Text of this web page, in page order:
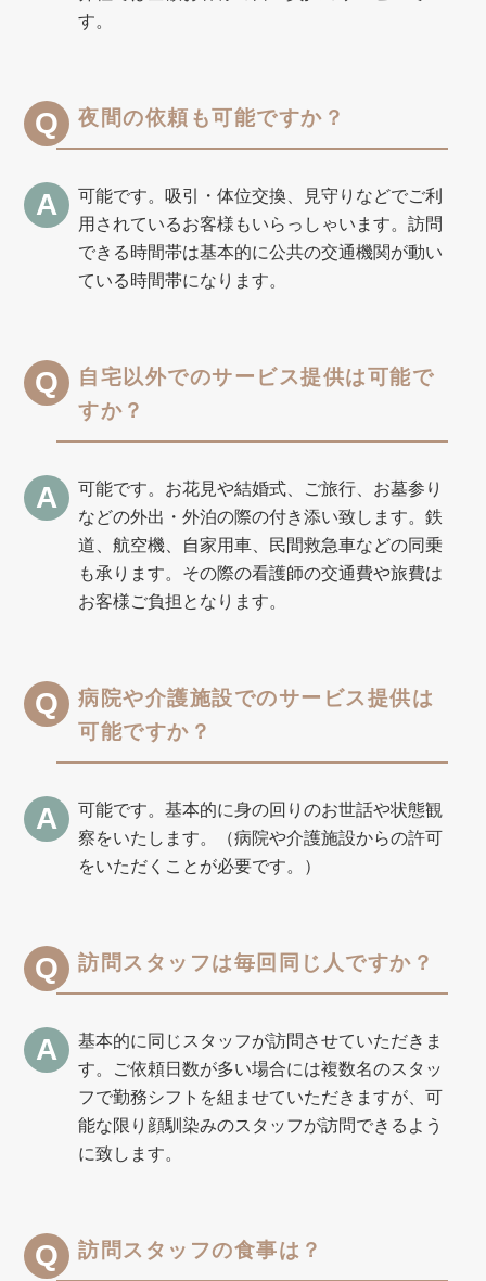
す。
夜間の依頼も可能ですか？
可能です。吸引・体位交換、見守りなどでご利
用されているお客様もいらっしゃいます。訪問
できる時間帯は基本的に公共の交通機関が動い
ている時間帯になります。
自宅以外でのサービス提供は可能で
すか？
可能です。お花見や結婚式、ご旅行、お墓参り
などの外出・外泊の際の付き添い致します。鉄
道、航空機、自家用車、民間救急車などの同乗
も承ります。その際の看護師の交通費や旅費は
お客様ご負担となります。
病院や介護施設でのサービス提供は
可能ですか？
可能です。基本的に身の回りのお世話や状態観
察をいたします。（病院や介護施設からの許可
をいただくことが必要です。）
訪問スタッフは毎回同じ人ですか？
基本的に同じスタッフが訪問させていただきま
す。ご依頼日数が多い場合には複数名のスタッ
フで勤務シフトを組ませていただきますが、可
能な限り顔馴染みのスタッフが訪問できるよう
に致します。
訪問スタッフの食事は？